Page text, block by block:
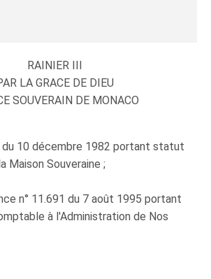
RAINIER III
LA GRACE DE DIEU
SOUVERAIN DE MONACO
du 10 décembre 1982 portant statut
Maison Souveraine ;
n° 11.691 du 7 août 1995 portant
à l'Administration de Nos